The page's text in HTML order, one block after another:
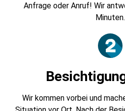
Anfrage oder Anruf! Wir
Minuten.
Wir kommen vorbei und